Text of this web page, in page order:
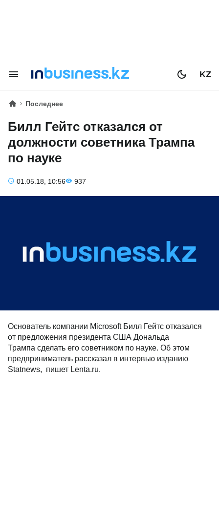
KZ
Последнее
Билл Гейтс отказался от
должности советника Трампа
по науке
01.05.18, 10:56 937
Основатель компании Microsoft Билл Гейтс отказался
от предложения президента США Дональда
Трампа сделать его советником по науке. Об этом
предприниматель рассказал в интервью изданию
Statnews, пишет Lenta.ru.